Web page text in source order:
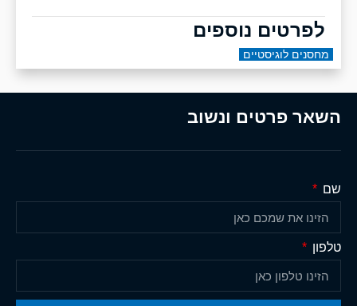
לפרטים נוספים
מחסנים לוגיסטיים
השאר פרטים ונשוב
שם
טלפון